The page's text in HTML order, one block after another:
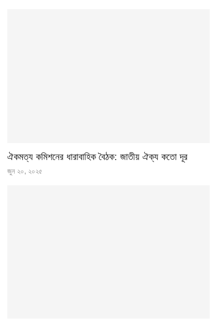
ঐকমত্য কমিশনের ধারাবাহিক বৈঠক: জাতীয় ঐক্য কতো দূর
জুন ২০, ২০২৫